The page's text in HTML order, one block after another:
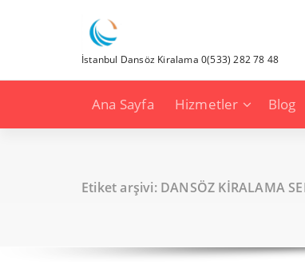
İstanbul Dansöz Kiralama 0(533) 282 78 48
Ana Sayfa Hizmetler Blog
Etiket arşivi: DANSÖZ KİRALAMA